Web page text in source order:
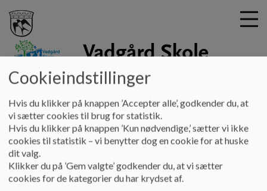
vadgaardskole
Praktiske oplysninger Ferieplan
Ferieplan
Gladsaxe kommunes fælles ferieplan.
Cookieindstillinger
Hvis du klikker på knappen ’Accepter alle’, godkender du, at
vi sætter cookies til brug for statistik.
Hvis du klikker på knappen ’Kun nødvendige,’ sætter vi ikke
cookies til statistik – vi benytter dog en cookie for at huske
dit valg.
Klikker du på ’Gem valgte’ godkender du, at vi sætter
cookies for de kategorier du har krydset af.